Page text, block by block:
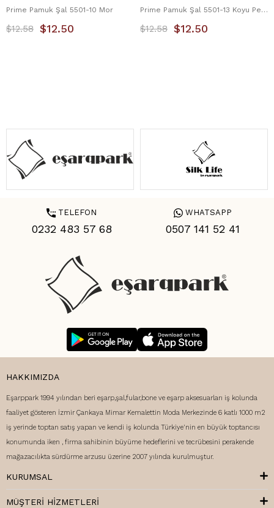
Prime Pamuk Şal 5501-10 Mor
$12.50
$12.58
Prime Pamuk Şal 5501-13 Koyu Pembe
$12.50
$12.58
TELEFON
0232 483 57 68
WHATSAPP
0507 141 52 41
HAKKIMIZDA
Eşarppark 1994 yılından beri eşarp,şal,fular,bone ve eşarp aksesuarları iş kolunda
faaliyet gösteren İzmir Çankaya Mimar Kemalettin Moda Merkezinde 6 katlı 1000 m2
iş yerinde toptan satış yapan ve kendi iş kolunda Türkiye'nin en büyük toptancısı
konumunda iken , firma sahibinin büyüme hedeflerini ve tecrübesini perakende
mağazacılıkta sürdürme arzusu üzerine 2007 yılında kurulmuştur.
KURUMSAL
MÜŞTERI HIZMETLERI